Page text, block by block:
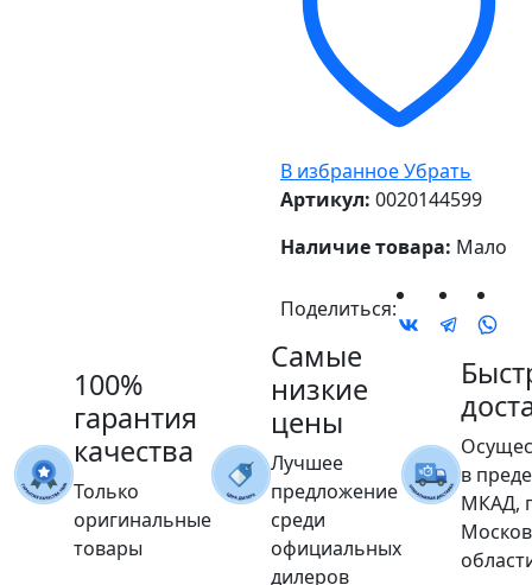
В избранноеУбрать
Артикул: 0020144599
Наличие товара: Мало
Поделиться:
100%
гарантия
качества
Только
оригинальные
товары
Самые
низкие
цены
Лучшее
предложение
среди
официальных
дилеров
в
МКАД,